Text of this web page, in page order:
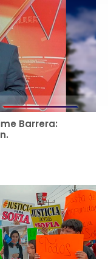
Barrera: